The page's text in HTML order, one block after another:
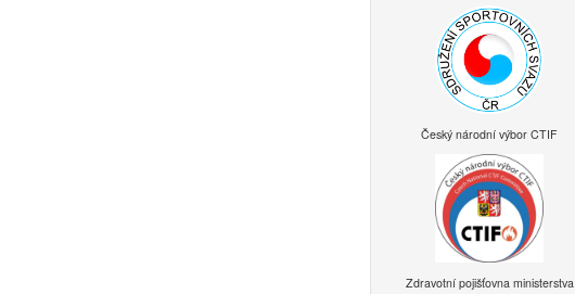
Český národní výbor CTIF
Zdravotní pojišťovna ministerstva